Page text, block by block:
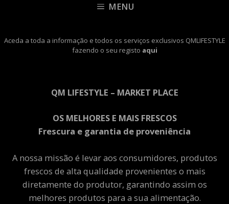
MENU
Aceda a toda a informação e todos os serviços exclusivos QMLIFESTYLE
fazendo o seu registo aqui
QM LIFESTYLE – MARKET PLACE
OS MELHORES E MAIS FRESCOS
Frescura e garantia de proveniência
A nossa missão é levar aos consumidores, produtos
frescos de alta qualidade provenientes o mais
diretamente do produtor, garantindo assim os
melhores produtos para a sua alimentação.